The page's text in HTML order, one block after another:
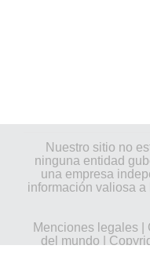
Nuestro sitio no
ninguna entidad
una empresa
información valiosa a
Menciones legales
del mundo |